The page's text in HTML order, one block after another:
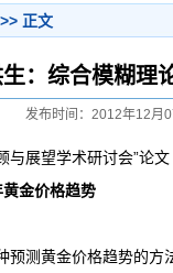
>> 正文
生：综合模糊理
发布时间：2012年12
与展望学术研讨会”论文
黄金价格趋势
预测黄金价格趋势的